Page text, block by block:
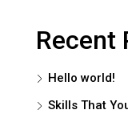
Recent
Hello world!
Skills That